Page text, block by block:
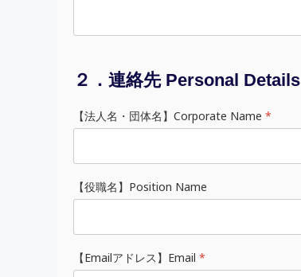
２．連絡先 Personal Details
【法人名・団体名】Corporate Name *
【役職名】Position Name
【Emailアドレス】Email *